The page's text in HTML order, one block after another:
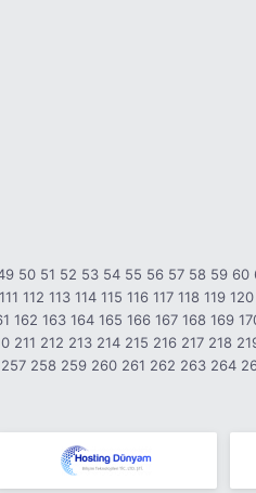
50 51 52 53 54 55 56 57 58 59 60
111 112 113 114 115 116 117 118 119 120
162 163 164 165 166 167 168 169
211 212 213 214 215 216 217 218
257 258 259 260 261 262 263 264